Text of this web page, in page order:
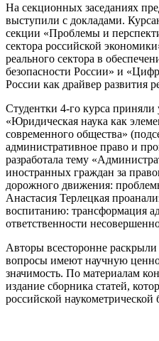
На секционных заседаниях
выступили с докладами.
секции «Проблемы и
сектора российской
реального сектора в
безопасности России» и
России как драйвер развития
Студентки 4-го курса приняли
«Юридическая наука как
современного общества»
административное право и
разработала тему
иностранных граждан за
дорожного движения:
Анастасия Терлецкая
воспитанию: трансформация
ответственности
Авторы всесторонне
вопросы имеют научную
значимость. По материалам
издание сборника статей,
российской